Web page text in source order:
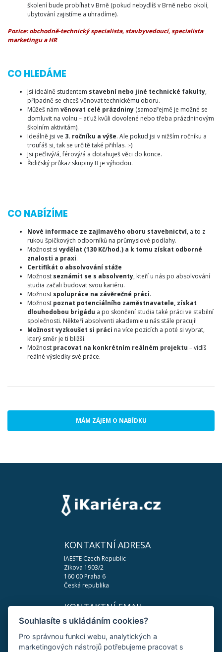
školení bude probíhat v Brně (pokud nebydlíš v Brně nebo okolí,
ubytování zajistíme a uhradíme).
Pozice: obchodně-technický specialista, stavbyvedoucí, specialista
marketingu a HR
CO HLEDÁME
Jsi ideálně studentem stavební nebo jiné technické fakulty,
případně se chceš věnovat technickému oboru.
Můžeš nám věnovat celé prázdniny (samozřejmě je možné se
domluvit na volnu – ať už kvůli dovolené nebo třeba prázdninovým
školním aktivitám).
Ideálně jsi ve 3. ročníku a výše. Ale pokud jsi v nižším ročníku a
troufáš si, tak se určitě také přihlas. :-)
Jsi pečlivý/á, férový/á a dotahuješ věci do konce.
Řidičský průkaz skupiny B je výhodou.
CO NABÍZÍME
Nové informace ze zajímavého oboru stavebnictví, a to z
rukou špičkových odborníků na průmyslové podlahy.
Možnost si vydělat (130 Kč/hod.) a k tomu získat odborné
znalosti a praxi.
Certifikát o absolvování stáže
Možnost seznámit se s absolventy, kteří u nás po absolvování
studia začali budovat svou kariéru.
Možnost spolupráce na závěrečné práci.
Možnost poznat potenciálního zaměstnavatele, získat
dlouhodobou brigádu a po skončení studia také práci ve stabilní
společnosti. Někteří absolventi akademie u nás stále pracují!
Možnost vyzkoušet si práci na více pozicích a poté si vybrat,
který směr je ti bližší.
Možnost pracovat na konkrétním reálném projektu – vidíš
reálné výsledky své práce.
MÁM ZÁJEM O NABÍDKU
KONTAKTNÍ ADRESA
IAESTE Czech Republic
Zikova 1903/2
160 00 Praha 6
Česká republika
KONTAKTNÍ EMAIL
podpora@ikariera.cz
DŮLEŽITÉ ODKAZY
Souhlasíte s ukládáním cookies?
Pro správnou funkci webu, analytických a
marketingových nástrojů potřebujeme pracovat s